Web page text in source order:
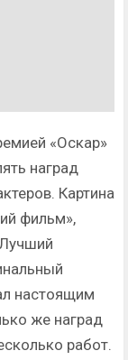
«Оскар»
наград
Картина
фильм»,
настоящим
же наград
работ.